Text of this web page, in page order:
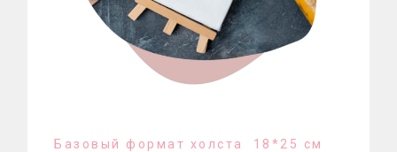
Базовый формат холста 18*25 см